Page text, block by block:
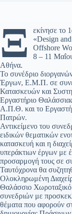
Ξ
εκίνησε το
«Design
Offshore
8 – 11
Αθήνα.
Το συνέδριο
Έργων, Ε.Μ.Π. σε
Κατασκευών και
Εργαστήριο
Α.Π.Θ. και το
Πατρών.
Αντικείμενο του
ειδικών θεματικών
κατασκευή και η
υπεράκτιων έργων με
προσαρμογή τους σε
Ταυτόχρονα θα
Ολοκληρωμένη
Θαλάσσιο Χωροταξικό
συνεδριών με
θέματα που αφορούν